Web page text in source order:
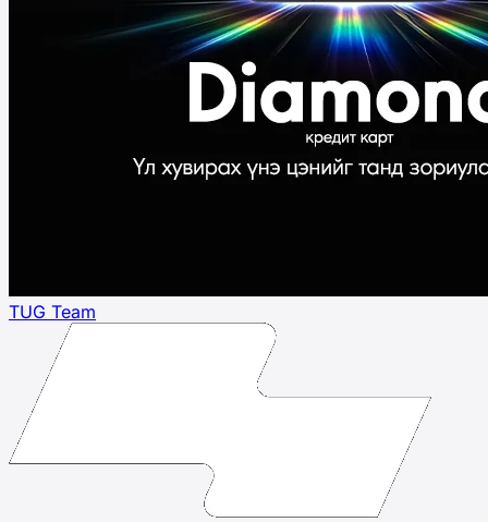
TUG Team